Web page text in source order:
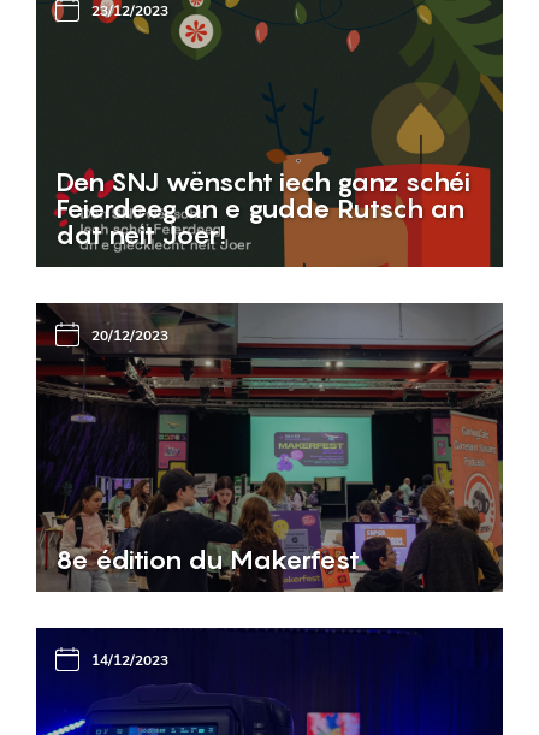
23/12/2023
Den SNJ wënscht iech ganz schéi
Feierdeeg an e gudde Rutsch an
dat neit Joer!
20/12/2023
8e édition du Makerfest
14/12/2023